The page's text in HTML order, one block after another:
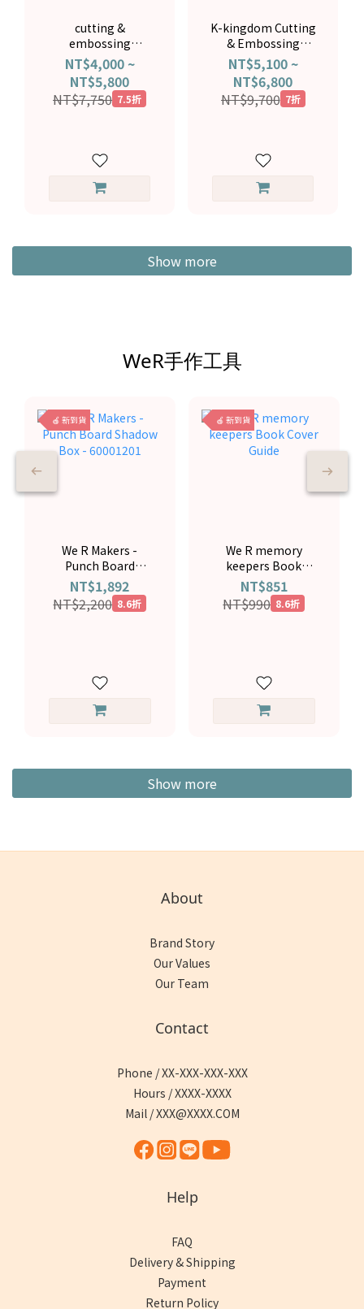
cutting &
embossing
machine 6"
NT$4,000 ~
NT$5,800
NT$7,750 7.5折
K-kingdom Cutting
& Embossing
Machine
NT$5,100 ~
NT$6,800
NT$9,700 7折
Show more
WeR手作工具
🍎 新到貨
We R Makers -
Punch Board
Shadow Box -
60001201
NT$1,892
NT$2,200 8.6折
🍎 新到貨
We R memory
keepers Book
Cover Guide
NT$851
NT$990 8.6折
Show more
About
Brand Story
Our Values
Our Team
Contact
Phone / XX-XXX-XXX-XXX
Hours / XXXX-XXXX
Mail / XXX@XXXX.COM
Help
FAQ
Delivery & Shipping
Payment
Return Policy